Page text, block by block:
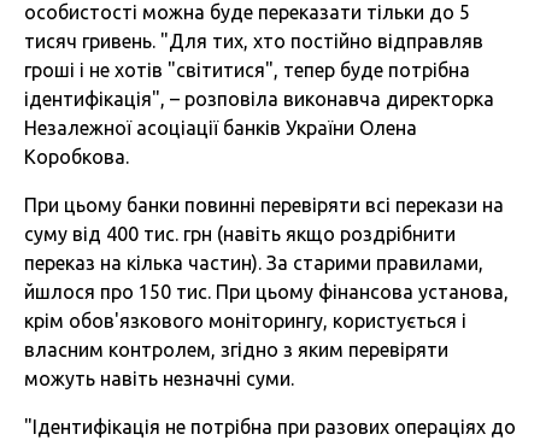
особистості можна буде переказати тільки до 5
тисяч гривень. "Для тих, хто постійно відправляв
гроші і не хотів "світитися", тепер буде потрібна
ідентифікація", – розповіла виконавча директорка
Незалежної асоціації банків України Олена
Коробкова.
При цьому банки повинні перевіряти всі перекази на
суму від 400 тис. грн (навіть якщо роздрібнити
переказ на кілька частин). За старими правилами,
йшлося про 150 тис. При цьому фінансова установа,
крім обов'язкового моніторингу, користується і
власним контролем, згідно з яким перевіряти
можуть навіть незначні суми.
"Ідентифікація не потрібна при разових операціях до